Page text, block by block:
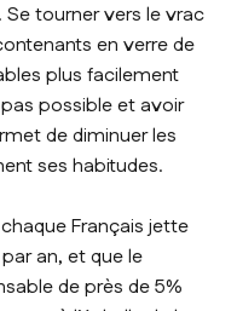
tourner vers le vrac
en verre de
plus facilement
possible et avoir
de diminuer les
ses habitudes.
Français jette
an, et que le
de près de 5%